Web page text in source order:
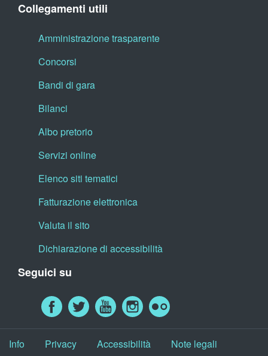
Collegamenti utili
Amministrazione trasparente
Concorsi
Bandi di gara
Bilanci
Albo pretorio
Servizi online
Elenco siti tematici
Fatturazione elettronica
Valuta il sito
Dichiarazione di accessibilità
Seguici su
Info Privacy Accessibilità Note legali